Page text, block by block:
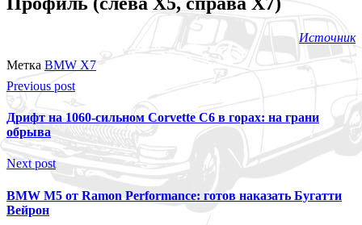
Источник
Метка BMW X7
Previous post
Дрифт на 1060-сильном Corvette C6 в горах: на грани
обрыва
Next post
BMW M5 от Ramon Performance: готов наказать Бугатти
Вейрон